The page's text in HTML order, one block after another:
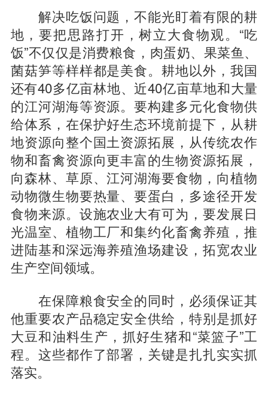
解决吃饭问题，不能光盯着有限的耕
地，要把思路打开，树立大食物观。“吃
饭”不仅仅是消费粮食，肉蛋奶、果菜鱼、
菌菇笋等样样都是美食。耕地以外，我国
还有40多亿亩林地、近40亿亩草地和大量
的江河湖海等资源。要构建多元化食物供
给体系，在保护好生态环境前提下，从耕
地资源向整个国土资源拓展，从传统农作
物和畜禽资源向更丰富的生物资源拓展，
向森林、草原、江河湖海要食物，向植物
动物微生物要热量、要蛋白，多途径开发
食物来源。设施农业大有可为，要发展日
光温室、植物工厂和集约化畜禽养殖，推
进陆基和深远海养殖渔场建设，拓宽农业
生产空间领域。
在保障粮食安全的同时，必须保证其
他重要农产品稳定安全供给，特别是抓好
大豆和油料生产，抓好生猪和“菜篮子”工
程。这些都作了部署，关键是扎扎实实抓
落实。